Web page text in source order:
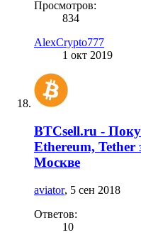
Просмотров:
834
AlexCrypto777
1 окт 2019
BTCsell.ru -
Ethereum,
Москве
aviator, 5 сен 2018
Ответов:
10